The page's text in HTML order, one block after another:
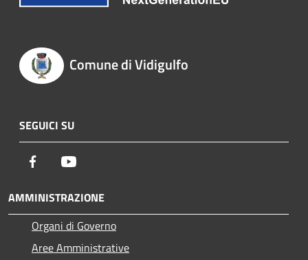
Comune di Vidigulfo
SEGUICI SU
Facebook
AMMINISTRAZIONE
Organi di Governo
Aree Amministrative